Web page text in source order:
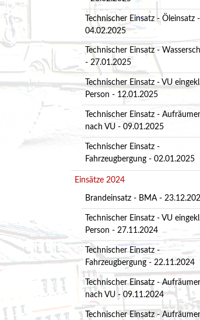
Technischer Einsatz - Öleinsatz -
04.02.2025
Technischer Einsatz -
- 27.01.2025
Technischer Einsatz - VU
Person - 12.01.2025
Technischer Einsatz -
nach VU - 09.01.2025
Technischer Einsatz -
Fahrzeugbergung - 02.01.2025
Einsätze 2024
Brandeinsatz - BMA -
Technischer Einsatz - VU
Person - 27.11.2024
Technischer Einsatz -
Fahrzeugbergung - 22.11.2024
Technischer Einsatz -
nach VU - 09.11.2024
Technischer Einsatz -